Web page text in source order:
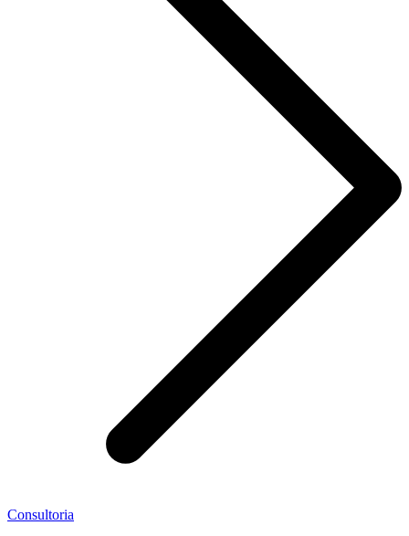
Consultoria